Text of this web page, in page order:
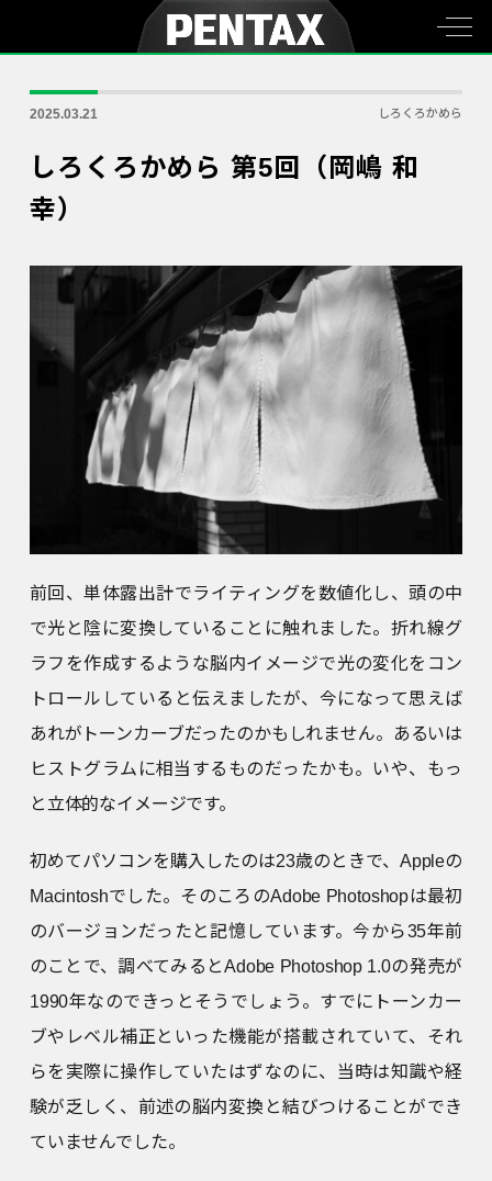
2025.03.21 しろくろかめら
しろくろかめら 第5回（岡嶋 和
幸）
前回、単体露出計でライティングを数値化し、頭の中
で光と陰に変換していることに触れました。折れ線グ
ラフを作成するような脳内イメージで光の変化をコン
トロールしていると伝えましたが、今になって思えば
あれがトーンカーブだったのかもしれません。あるいは
ヒストグラムに相当するものだったかも。いや、もっ
と立体的なイメージです。
初めてパソコンを購入したのは23歳のときで、Appleの
Macintoshでした。そのころのAdobe Photoshopは最初
のバージョンだったと記憶しています。今から35年前
のことで、調べてみるとAdobe Photoshop 1.0の発売が
1990年なのできっとそうでしょう。すでにトーンカー
ブやレベル補正といった機能が搭載されていて、それ
らを実際に操作していたはずなのに、当時は知識や経
験が乏しく、前述の脳内変換と結びつけることができ
ていませんでした。